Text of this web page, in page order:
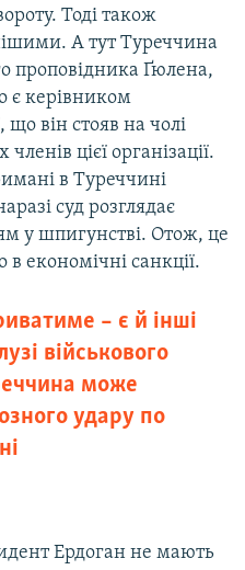
Тоді також
А тут Туреччина
проповідника Ґюлена,
є керівником
що він стояв на чолі
цієї організації.
в Туреччині
суд розглядає
у шпигунстві. Отож, це
в економічні санкції.
– є й інші
військового
може
удару по
Ердоган не мають